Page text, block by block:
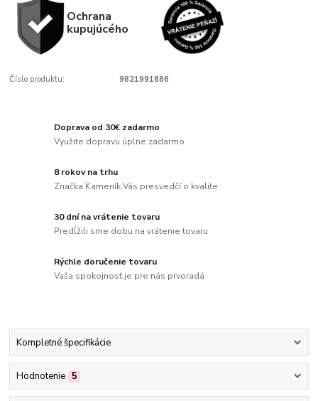
Ochrana
kupujúcého
Číslo produktu: 9821991886
Doprava od 30€ zadarmo
Využite dopravu úplne zadarmo
8 rokov na trhu
Značka Kameník Vás presvedčí o kvalite
30 dní na vrátenie tovaru
Predĺžili sme dobu na vrátenie tovaru
Rýchle doručenie tovaru
Vaša spokojnosť je pre nás prvoradá
Kompletné špecifikácie
Hodnotenie 5